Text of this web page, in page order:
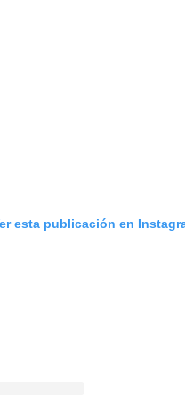
esta publicación en